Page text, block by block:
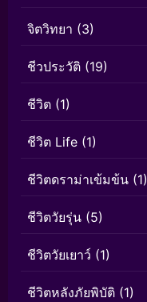
จิตวิทยา (3)
ชีวประวัติ (19)
ชีวิต (1)
ชีวิต Life (1)
ชีวิตดราม่าเข้มข้น (1)
ชีวิตวัยรุ่น (5)
ชีวิตวัยเยาว์ (1)
ชีวิตหลังภัยพิบัติ (1)